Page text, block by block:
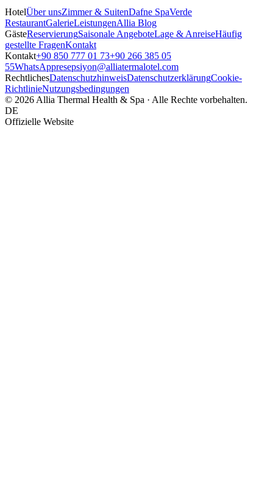
HotelÜber unsZimmer & SuitenDafne SpaVerde
RestaurantGalerieLeistungenAllia Blog
GästeReservierungSaisonale AngeboteLage & AnreiseHäufig
gestellte FragenKontakt
Kontakt+90 850 777 01 73+90 266 385 05
55WhatsAppresepsiyon@alliatermalotel.com
RechtlichesDatenschutzhinweisDatenschutzerklärungCookie-
RichtlinieNutzungsbedingungen
© 2026 Allia Thermal Health & Spa · Alle Rechte vorbehalten.
DE
Offizielle Website